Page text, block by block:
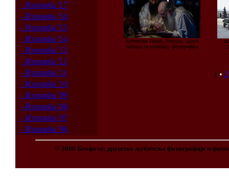
- Изложба '17
- Изложба '16
- Изложба '15
- Изложба '14
- Изложба '13
- Изложба '12
- Изложба '11
- Изложба '10
- Изложба '09
- Изложба '08
- Изложба '07
- Изложба '06
Бранислав Бркић, Београд, Друга
награда за колекцију фотографија
1 • 2
© 2008 Беофото; друштво љубитеља фотографије и